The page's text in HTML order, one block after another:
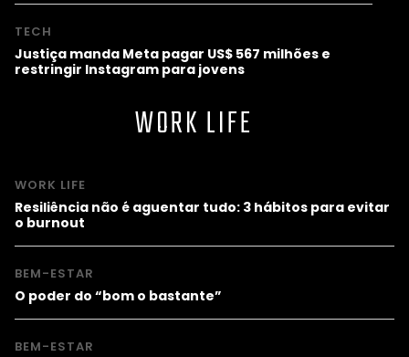
TECH
Justiça manda Meta pagar US$ 567 milhões e
restringir Instagram para jovens
WORK LIFE
WORK LIFE
Resiliência não é aguentar tudo: 3 hábitos para evitar
o burnout
BEM-ESTAR
O poder do “bom o bastante”
BEM-ESTAR